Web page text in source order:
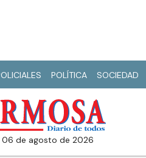
POLÍTICA SOCIEDAD
06 de agosto de 2026